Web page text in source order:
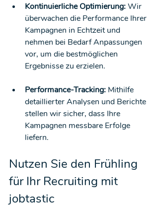
Kontinuierliche Optimierung: Wir
überwachen die Performance Ihrer
Kampagnen in Echtzeit und
nehmen bei Bedarf Anpassungen
vor, um die bestmöglichen
Ergebnisse zu erzielen.
Performance-Tracking: Mithilfe
detaillierter Analysen und Berichte
stellen wir sicher, dass Ihre
Kampagnen messbare Erfolge
liefern.
Nutzen Sie den Frühling
für Ihr Recruiting mit
jobtastic